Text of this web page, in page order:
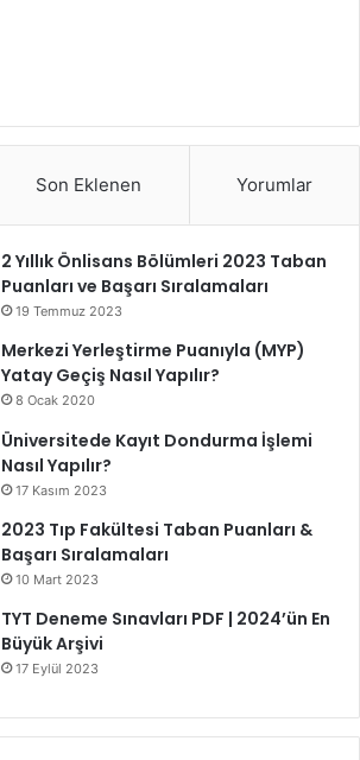
Son Eklenen Yorumlar
2 Yıllık Önlisans Bölümleri 2023 Taban
Puanları ve Başarı Sıralamaları
19 Temmuz 2023
Merkezi Yerleştirme Puanıyla (MYP)
Yatay Geçiş Nasıl Yapılır?
8 Ocak 2020
Üniversitede Kayıt Dondurma İşlemi
Nasıl Yapılır?
17 Kasım 2023
2023 Tıp Fakültesi Taban Puanları &
Başarı Sıralamaları
10 Mart 2023
TYT Deneme Sınavları PDF | 2024’ün En
Büyük Arşivi
17 Eylül 2023